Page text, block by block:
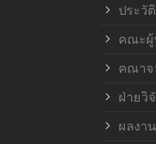
ประวั
คณะผู้
คณาจ
ฝ่ายวิ
ผลงา